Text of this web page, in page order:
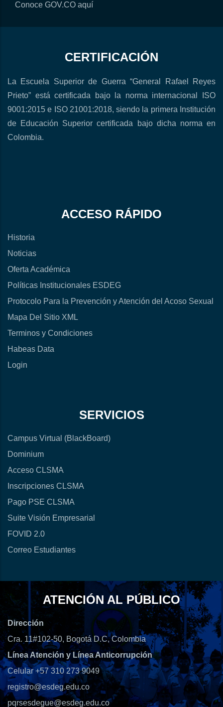
Conoce GOV.CO aquí
CERTIFICACIÓN
La Escuela Superior de Guerra “General Rafael Reyes
Prieto” está certificada bajo la norma internacional ISO
9001:2015 e ISO 21001:2018, siendo la primera Institución
de Educación Superior certificada bajo dicha norma en
Colombia.
ACCESO RÁPIDO
Historia
Noticias
Oferta Académica
Políticas Institucionales ESDEG
Protocolo Para la Prevención y Atención del Acoso Sexual
Mapa Del Sitio XML
Terminos y Condiciones
Habeas Data
Login
SERVICIOS
Campus Virtual (BlackBoard)
Dominium
Acceso CLSMA
Inscripciones CLSMA
Pago PSE CLSMA
Suite Visión Empresarial
FOVID 2.0
Correo Estudiantes
ATENCIÓN AL PÚBLICO
Dirección
Cra. 11#102-50, Bogotá D.C, Colombia
Línea Atención y Línea Anticorrupción
Celular +57 310 273 9049
registro@esdeg.edu.co
pqrsesdegue@esdeg.edu.co